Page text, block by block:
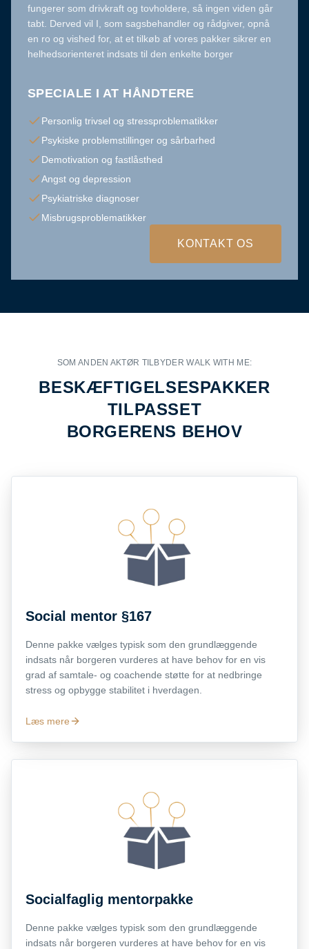
fungerer som drivkraft og tovholdere, så ingen viden går
tabt. Derved vil I, som sagsbehandler og rådgiver, opnå
en ro og vished for, at et tilkøb af vores pakker sikrer en
helhedsorienteret indsats til den enkelte borger
SPECIALE I AT HÅNDTERE
Personlig trivsel og stressproblematikker
Psykiske problemstillinger og sårbarhed
Demotivation og fastlåsthed
Angst og depression
Psykiatriske diagnoser
Misbrugsproblematikker
KONTAKT OS
SOM ANDEN AKTØR TILBYDER WALK WITH ME:
BESKÆFTIGELSESPAKKER
TILPASSET
BORGERENS BEHOV
Social mentor §167
Denne pakke vælges typisk som den grundlæggende
indsats når borgeren vurderes at have behov for en vis
grad af samtale- og coachende støtte for at nedbringe
stress og opbygge stabilitet i hverdagen.
Læs mere
Socialfaglig mentorpakke
Denne pakke vælges typisk som den grundlæggende
indsats når borgeren vurderes at have behov for en vis